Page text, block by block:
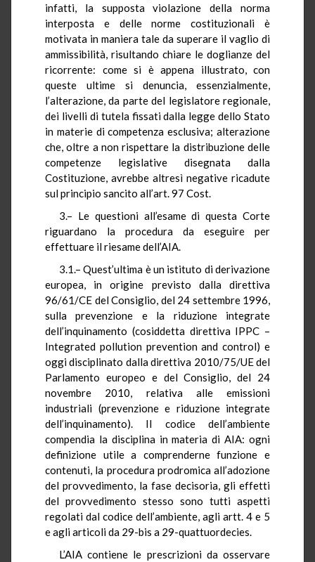
infatti, la supposta violazione della norma
interposta e delle norme costituzionali è
motivata in maniera tale da superare il vaglio di
ammissibilità, risultando chiare le doglianze del
ricorrente: come si è appena illustrato, con
queste ultime si denuncia, essenzialmente,
l’alterazione, da parte del legislatore regionale,
dei livelli di tutela fissati dalla legge dello Stato
in materie di competenza esclusiva; alterazione
che, oltre a non rispettare la distribuzione delle
competenze legislative disegnata dalla
Costituzione, avrebbe altresì negative ricadute
sul principio sancito all’art. 97 Cost.
3.– Le questioni all’esame di questa Corte
riguardano la procedura da eseguire per
effettuare il riesame dell’AIA.
3.1.– Quest’ultima è un istituto di derivazione
europea, in origine previsto dalla direttiva
96/61/CE del Consiglio, del 24 settembre 1996,
sulla prevenzione e la riduzione integrate
dell’inquinamento (cosiddetta direttiva IPPC –
Integrated pollution prevention and control) e
oggi disciplinato dalla direttiva 2010/75/UE del
Parlamento europeo e del Consiglio, del 24
novembre 2010, relativa alle emissioni
industriali (prevenzione e riduzione integrate
dell’inquinamento). Il codice dell’ambiente
compendia la disciplina in materia di AIA: ogni
definizione utile a comprenderne funzione e
contenuti, la procedura prodromica all’adozione
del provvedimento, la fase decisoria, gli effetti
del provvedimento stesso sono tutti aspetti
regolati dal codice dell’ambiente, agli artt. 4 e 5
e agli articoli da 29-bis a 29-quattuordecies.
L’AIA contiene le prescrizioni da osservare